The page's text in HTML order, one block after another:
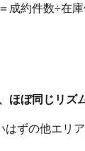
約件数÷在庫
ほぼ同じリズ
ずの他エリ